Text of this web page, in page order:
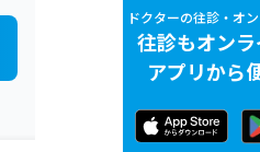
ドクターの往診・オ
往診もオン
アプリから